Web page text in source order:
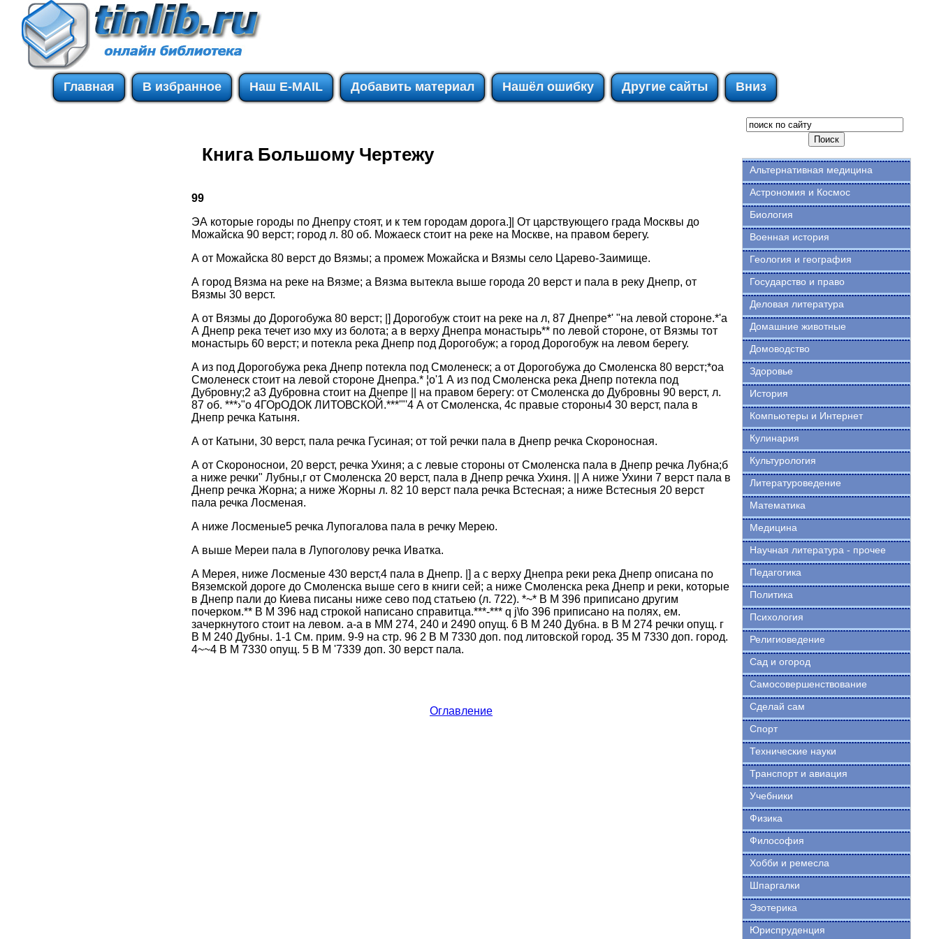
Главная В избранное Наш E-MAIL Добавить материал Нашёл ошибку Другие сайты Вниз
Книга Большому Чертежу
99
ЭА которые городы по Днепру стоят, и к тем городам дорога.]| От царствующего града Москвы до
Можайска 90 верст; город л. 80 об. Можаеск стоит на реке на Москве, на правом берегу.
А от Можайска 80 верст до Вязмы; а промеж Можайска и Вязмы село Царево-Заимище.
А город Вязма на реке на Вязме; а Вязма вытекла выше города 20 верст и пала в реку Днепр, от
Вязмы 30 верст.
А от Вязмы до Дорогобужа 80 верст; |] Дорогобуж стоит на реке на л, 87 Днепре*' "на левой стороне.*'а
А Днепр река течет изо мху из болота; а в верху Днепра монастырь** по левой стороне, от Вязмы тот
монастырь 60 верст; и потекла река Днепр под Дорогобуж; а город Дорогобуж на левом берегу.
А из под Дорогобужа река Днепр потекла под Смоленеск; а от Дорогобужа до Смоленска 80 верст;*oа
Смоленеск стоит на левой стороне Днепра.* ¦o'1 А из под Смоленска река Днепр потекла под
Дубровну;2 а3 Дубровна стоит на Днепре || на правом берегу: от Смоленска до Дубровны 90 верст, л.
87 об. ***›"o 4ГОрОДОК ЛИТОВСКОЙ.***'"'4 А от Смоленска, 4с правые стороны4 30 верст, пала в
Днепр речка Катыня.
А от Катыни, 30 верст, пала речка Гусиная; от той речки пала в Днепр речка Скороносная.
А от Скороноснои, 20 верст, речка Ухиня; а с левые стороны от Смоленска пала в Днепр речка Лубна;б
а ниже речки" Лубны,г от Смоленска 20 верст, пала в Днепр речка Ухиня. || А ниже Ухини 7 верст пала в
Днепр речка Жорна; а ниже Жорны л. 82 10 верст пала речка Встесная; а ниже Встесныя 20 верст
пала речка Лосменая.
А ниже Лосменые5 речка Лупогалова пала в речку Мерею.
А выше Мереи пала в Лупоголову речка Иватка.
А Мерея, ниже Лосменые 430 верст,4 пала в Днепр. |] а с верху Днепра реки река Днепр описана по
Вяземской дороге до Смоленска выше сего в книги сей; а ниже Смоленска река Днепр и реки, которые
в Днепр пали до Киева писаны ниже сево под статьею (л. 722). *~* В М 396 приписано другим
почерком.** В М 396 над строкой написано справитца.***-*** q j\fo 396 приписано на полях, ем.
зачеркнутого стоит на левом. а-а в ММ 274, 240 и 2490 опущ. 6 В М 240 Дубна. в В М 274 речки опущ. г
В М 240 Дубны. 1-1 См. прим. 9-9 на стр. 96 2 В М 7330 доп. под литовской город. 35 М 7330 доп. город.
4~~4 В М 7330 опущ. 5 В М '7339 доп. 30 верст пала.
Оглавление
Альтернативная медицина
Астрономия и Космос
Биология
Военная история
Геология и география
Государство и право
Деловая литература
Домашние животные
Домоводство
Здоровье
История
Компьютеры и Интернет
Кулинария
Культурология
Литературоведение
Математика
Медицина
Научная литература - прочее
Педагогика
Политика
Психология
Религиоведение
Сад и огород
Самосовершенствование
Сделай сам
Спорт
Технические науки
Транспорт и авиация
Учебники
Физика
Философия
Хобби и ремесла
Шпаргалки
Эзотерика
Юриспруденция